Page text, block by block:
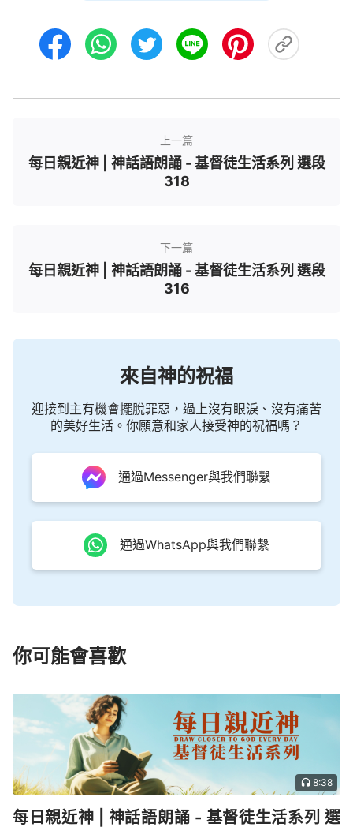
上一篇
每日親近神 | 神話語朗誦 - 基督徒生活系列 選段
318
下一篇
每日親近神 | 神話語朗誦 - 基督徒生活系列 選段
316
來自神的祝福
迎接到主有機會擺脫罪惡，過上沒有眼淚、沒有痛苦
的美好生活。你願意和家人接受神的祝福嗎？
通過Messenger與我們聯繫
通過WhatsApp與我們聯繫
你可能會喜歡
8:38
每日親近神 | 神話語朗誦 - 基督徒生活系列 選